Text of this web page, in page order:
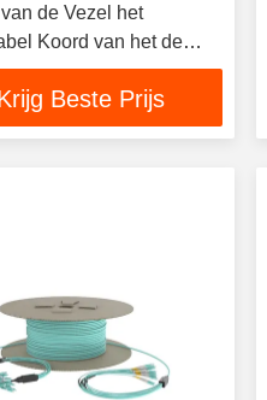
de Vezel het
Koord van het de
Beste Prijs